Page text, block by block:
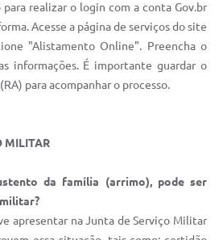
realizar o login com a conta Gov.br
Acesse a página de serviços do site
"Alistamento Online". Preencha o
informações. É importante guardar o
para acompanhar o processo.
MILITAR
da família (arrimo), pode ser
apresentar na Junta de Serviço Militar